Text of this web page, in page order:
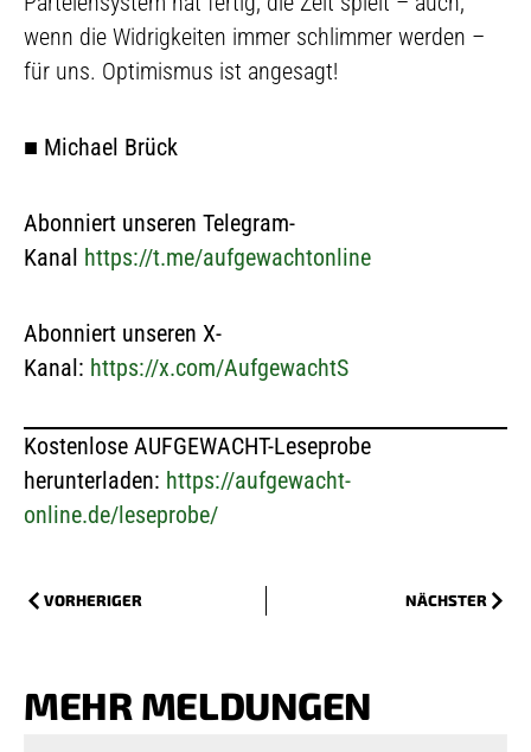
wenn die Widrigkeiten immer schlimmer werden –
für uns. Optimismus ist angesagt!
■ Michael Brück
Abonniert unseren Telegram-
Kanal https://t.me/aufgewachtonline
Abonniert unseren X-
Kanal: https://x.com/AufgewachtS
Kostenlose AUFGEWACHT-Leseprobe
herunterladen: https://aufgewacht-
online.de/leseprobe/
VORHERIGER NÄCHSTER
MEHR MELDUNGEN